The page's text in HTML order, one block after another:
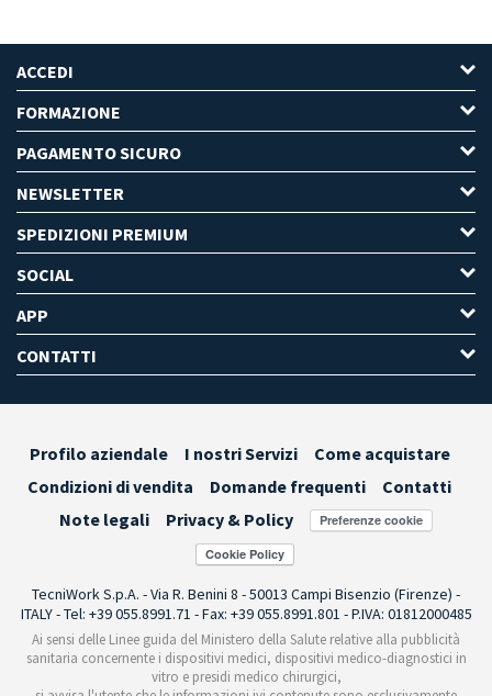
ACCEDI
FORMAZIONE
PAGAMENTO SICURO
NEWSLETTER
SPEDIZIONI PREMIUM
SOCIAL
APP
CONTATTI
Profilo aziendale I nostri Servizi
Come acquistare
Condizioni di vendita
Domande frequenti
Contatti
Note legali
Privacy & Policy Preferenze cookie
TecniWork S.p.A. - Via R. Benini 8 - 50013 Campi Bisenzio (Firenze) -
ITALY - Tel: +39 055.8991.71 - Fax: +39 055.8991.801 - P.IVA: 01812000485
Ai sensi delle Linee guida del Ministero della Salute relative alla pubblicità
sanitaria concernente i dispositivi medici, dispositivi medico-diagnostici in
vitro e presidi medico chirurgici,